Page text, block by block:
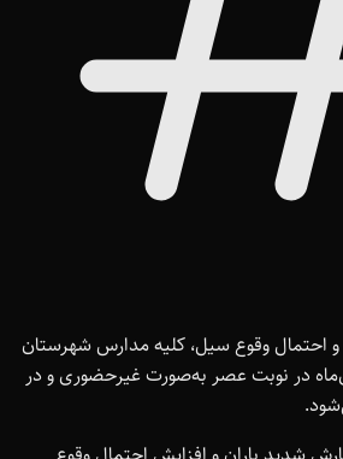
و احتمال وقوع سیل، کلیه مدارس شهرستان
امروز سه‌شنبه 30 دی‌ماه در نوبت عصر به‌صورت غیرحضوری و در